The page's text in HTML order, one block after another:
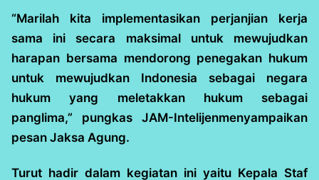
“Marilah kita implementasikan perjanjian kerja
sama ini secara maksimal untuk mewujudkan
harapan bersama mendorong penegakan hukum
untuk mewujudkan Indonesia sebagai negara
hukum yang meletakkan hukum sebagai
panglima,” pungkas JAM-Intelijenmenyampaikan
pesan Jaksa Agung.
Turut hadir dalam kegiatan ini yaitu Kepala Staf